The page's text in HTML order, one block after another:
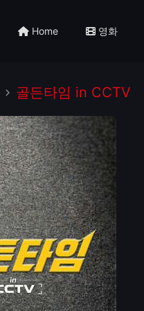
Home 영화
골든타임 in CCTV